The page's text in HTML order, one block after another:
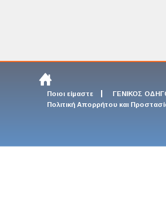
Ποιοι είμαστε ΓΕΝΙΚΟΣ
Πολιτική Απορρήτου και